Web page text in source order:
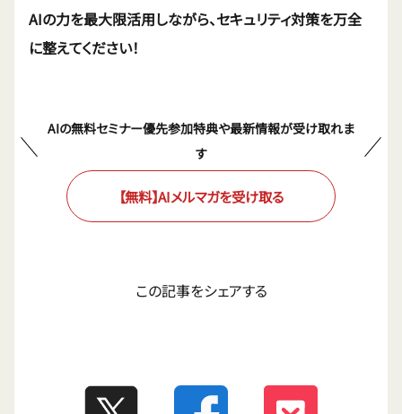
AIの力を最大限活用しながら、セキュリティ対策を万全
に整えてください！
AIの無料セミナー優先参加特典や最新情報が受け取れま
す
【無料】AIメルマガを受け取る
この記事をシェアする